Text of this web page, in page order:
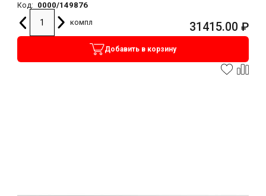
Код:
0000/149876
компл
31415.00 ₽
Добавить в корзину